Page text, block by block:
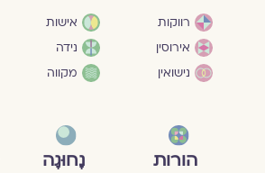
רווקות
אירוסין
נישואין
אישות
נידה
מקווה
הורות נָחוּגָה